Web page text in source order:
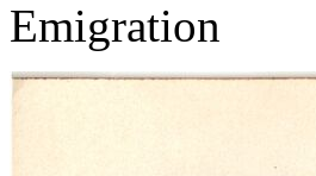
Emigration